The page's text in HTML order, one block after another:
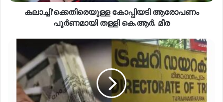
കലാച്ചി'ക്കെതിരെയുള്ള കോപ്പിയടി ആരോപണം
പൂർണമായി തള്ളി കെ.ആർ. മീര